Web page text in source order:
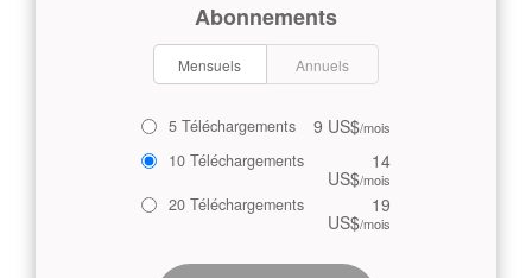
Abonnements
Mensuels Annuels
5 Téléchargements 9 US$/mois
10 Téléchargements 14
US$/mois
20 Téléchargements 19
US$/mois